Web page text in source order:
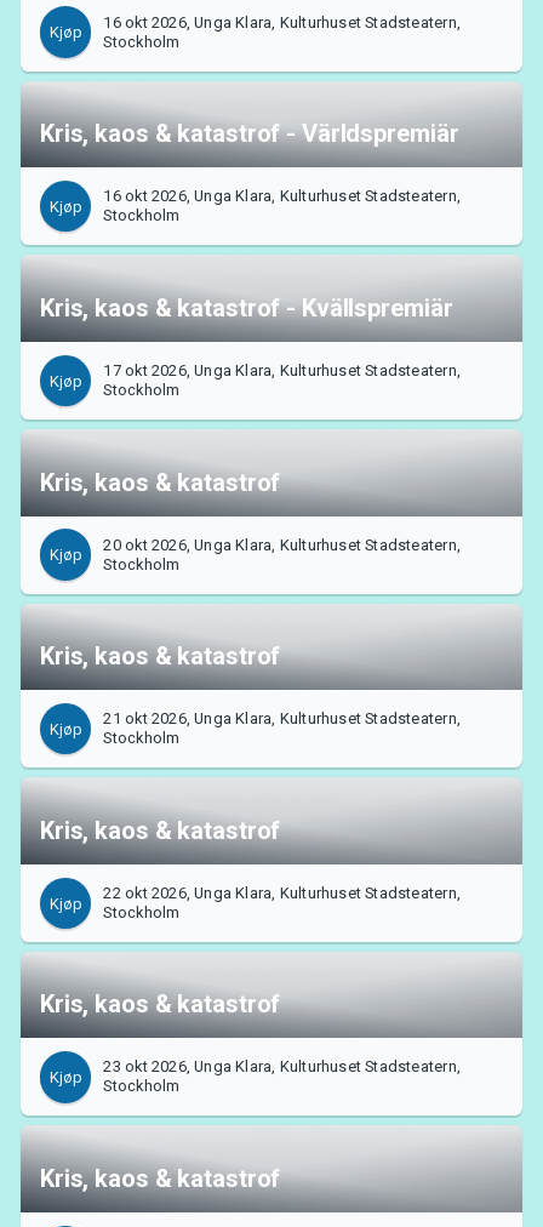
Om Tickster
Kjøp
16 okt 2026, Unga Klara, Kulturhuset Stadsteatern,
Stockholm
Kris, kaos & katastrof - Världspremiär
Kjøp
16 okt 2026, Unga Klara, Kulturhuset Stadsteatern,
Stockholm
Kris, kaos & katastrof - Kvällspremiär
Kjøp
17 okt 2026, Unga Klara, Kulturhuset Stadsteatern,
Stockholm
Kris, kaos & katastrof
Kjøp
20 okt 2026, Unga Klara, Kulturhuset Stadsteatern,
Stockholm
Kris, kaos & katastrof
Kjøp
21 okt 2026, Unga Klara, Kulturhuset Stadsteatern,
Stockholm
Kris, kaos & katastrof
Kjøp
22 okt 2026, Unga Klara, Kulturhuset Stadsteatern,
Stockholm
Kris, kaos & katastrof
Kjøp
23 okt 2026, Unga Klara, Kulturhuset Stadsteatern,
Stockholm
Kris, kaos & katastrof